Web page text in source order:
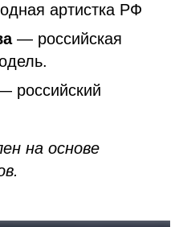
артистка РФ
— российская
российский
на основе